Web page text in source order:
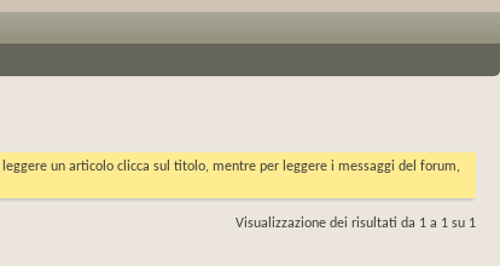
un articolo clicca sul titolo, mentre per leggere i messaggi del forum,
Visualizzazione dei risultati da 1 a 1 su 1